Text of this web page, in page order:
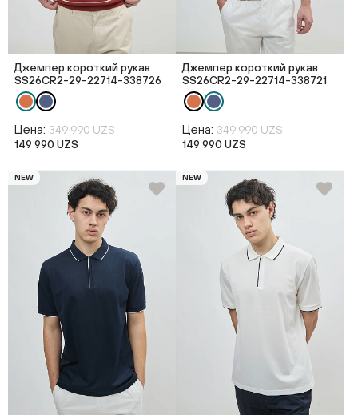
Джемпер короткий рукав
SS26CR2-29-22714-338726
Цена: 349 990 UZS
149 990 UZS
Джемпер короткий рукав
SS26CR2-29-22714-338721
Цена: 349 990 UZS
149 990 UZS
NEW NEW